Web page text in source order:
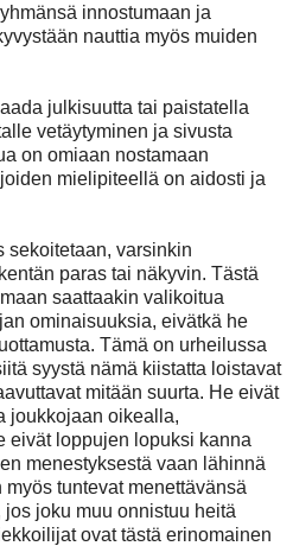
innostumaan ja
nauttia myös muiden
julkisuutta tai paistatella
vetäytyminen ja sivusta
on omiaan nostamaan
mielipiteellä on aidosti ja
sekoitetaan, varsinkin
paras tai näkyvin. Tästä
saattaakin valikoitua
ominaisuuksia, eivätkä he
Tämä on urheilussa
syystä nämä kiistatta loistavat
mitään suurta. He eivät
joukkojaan oikealla,
eivät loppujen lopuksi kanna
menestyksestä vaan lähinnä
tuntevat menettävänsä
joku muu onnistuu heitä
ovat tästä erinomainen